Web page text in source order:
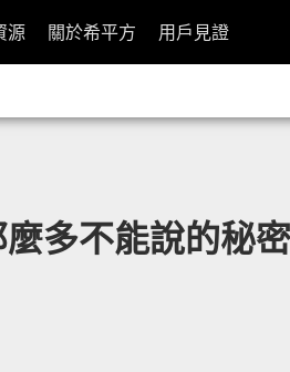
源 關於希平方 用戶見證
多不能說的秘